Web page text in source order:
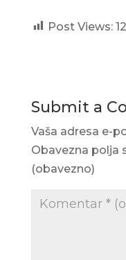
Post Views:
Submit a
Vaša adresa e-
Obavezna polja
(obavezno)